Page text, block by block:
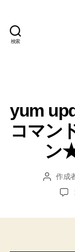
検索
yum
コマン
ン
投 作成